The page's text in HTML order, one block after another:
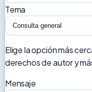
Tema
Elige la opción más
derechos de autor y
Mensaje